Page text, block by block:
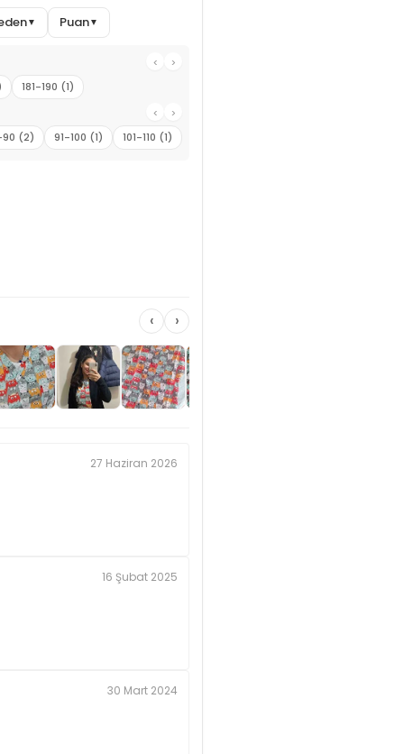
▼ Puan▼
‹
›
181-190 (1)
‹
›
90 (2) 91-100 (1) 101-110 (1)
‹ ›
27 Haziran 2026
16 Şubat 2025
30 Mart 2024